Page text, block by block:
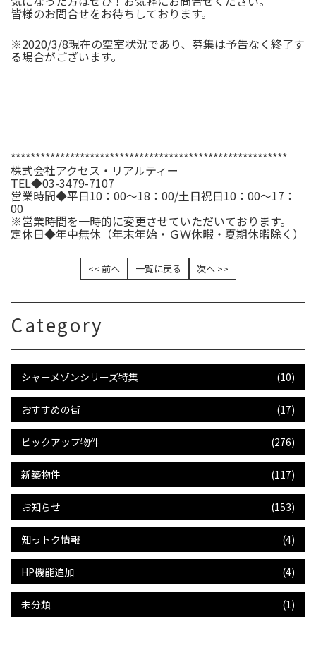
皆様のお問合せをお待ちしております。
※2020/3/8現在の空室状況であり、募集は予告なく終了す
る場合がございます。
********************************************************
株式会社アクセス・リアルティー
TEL◆03-3479-7107
営業時間◆平日10：00～18：00/土日祝日10：00～17：
00
※営業時間を一時的に変更させていただいております。
定休日◆年中無休（年末年始・ＧＷ休暇・夏期休暇除く）
<< 前へ 一覧に戻る 次へ >>
Category
シャーメゾンシリーズ特集 (10)
おすすめの街 (17)
ピックアップ物件 (276)
新築物件 (117)
お知らせ (153)
知っトク情報 (4)
HP機能追加 (4)
未分類 (1)